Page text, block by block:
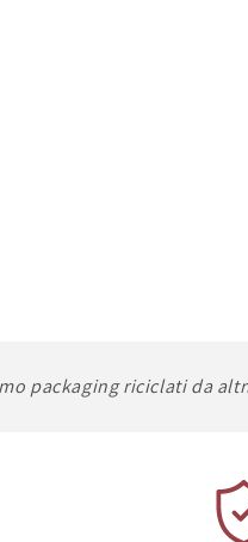
packaging riciclati da